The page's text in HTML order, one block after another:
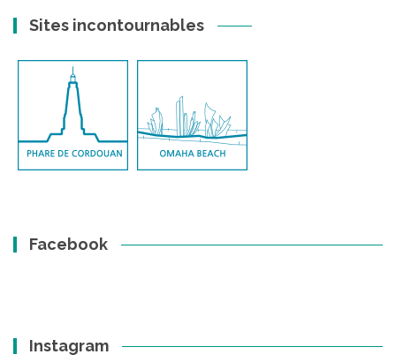
Sites incontournables
Facebook
Instagram